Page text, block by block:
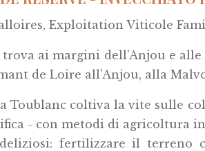
Exploitation Viticole
ai margini dell'Anjou e
de Loire all'Anjou, alla
Toublanc coltiva la vite sulle
- con metodi di agricoltura
fertilizzare il terreno